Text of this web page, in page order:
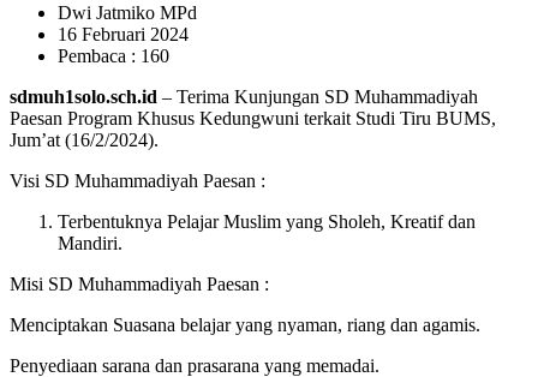
Dwi Jatmiko MPd
16 Februari 2024
Pembaca : 160
sdmuh1solo.sch.id – Terima Kunjungan SD Muhammadiyah
Paesan Program Khusus Kedungwuni terkait Studi Tiru BUMS,
Jum’at (16/2/2024).
Visi SD Muhammadiyah Paesan :
Terbentuknya Pelajar Muslim yang Sholeh, Kreatif dan
Mandiri.
Misi SD Muhammadiyah Paesan :
Menciptakan Suasana belajar yang nyaman, riang dan agamis.
Penyediaan sarana dan prasarana yang memadai.